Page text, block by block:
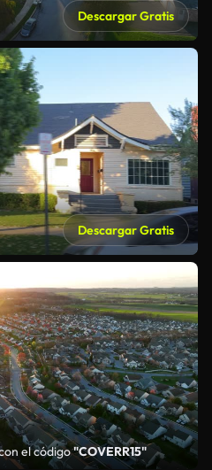
Descargar Gratis
Descargar Gratis
el código"COVERR15"